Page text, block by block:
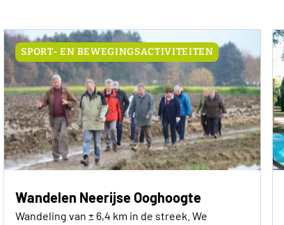
SPORT- EN BEWEGINGSACTIVITEITEN
Wandelen Neerijse Ooghoogte
Wandeling van ± 6,4 km in de streek. We